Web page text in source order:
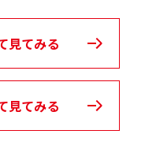
見てみる
見てみる